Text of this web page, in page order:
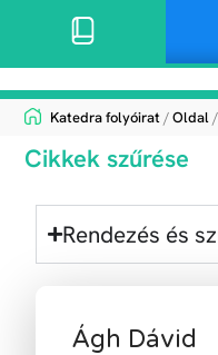
Katedra folyóirat/Oldal
Cikkek szűrése
Rendezés és
Ágh Dávid